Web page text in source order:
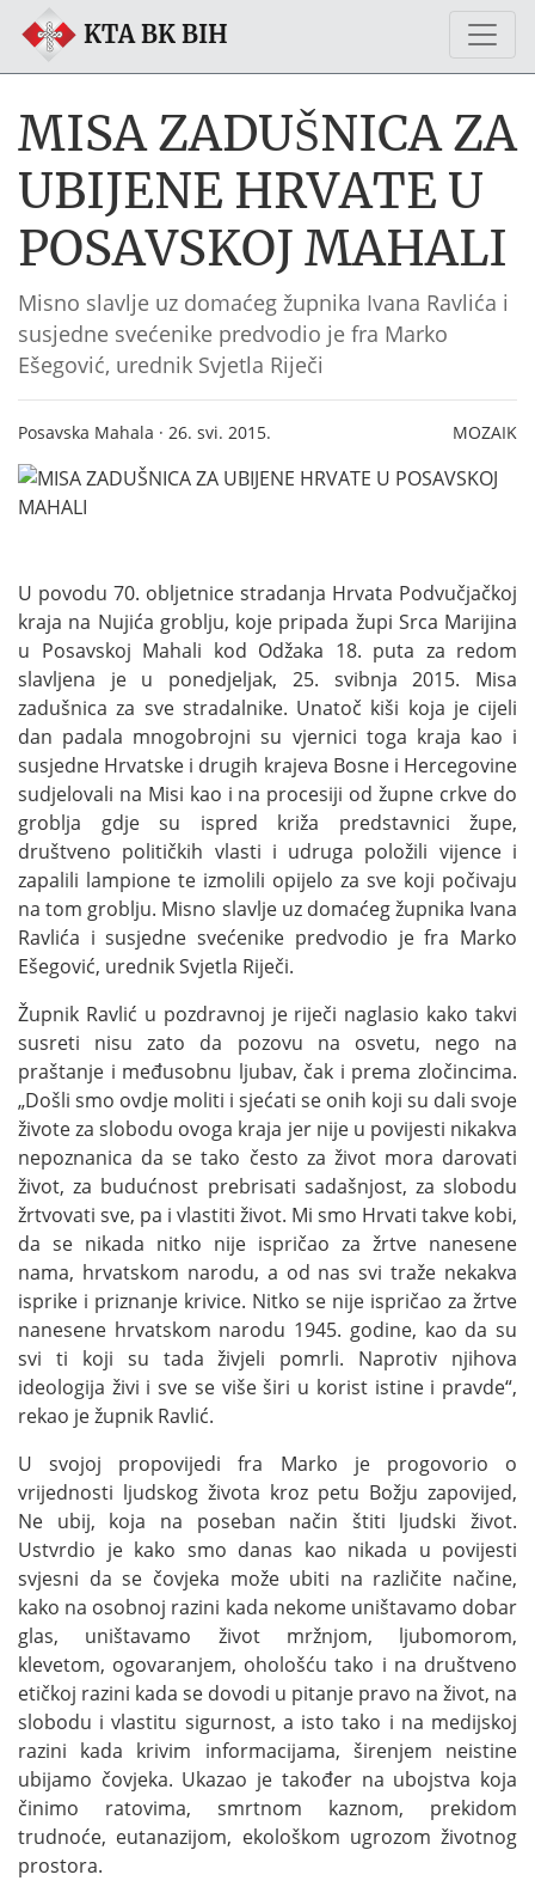
KTA BK BIH
MISA ZADUŠNICA ZA
UBIJENE HRVATE U
POSAVSKOJ MAHALI
Misno slavlje uz domaćeg župnika Ivana Ravlića i
susjedne svećenike predvodio je fra Marko
Ešegović, urednik Svjetla Riječi
Posavska Mahala · 26. svi. 2015. MOZAIK
U povodu 70. obljetnice stradanja Hrvata Podvučjačkoj
kraja na Nujića groblju, koje pripada župi Srca Marijina
u Posavskoj Mahali kod Odžaka 18. puta za redom
slavljena je u ponedjeljak, 25. svibnja 2015. Misa
zadušnica za sve stradalnike. Unatoč kiši koja je cijeli
dan padala mnogobrojni su vjernici toga kraja kao i
susjedne Hrvatske i drugih krajeva Bosne i Hercegovine
sudjelovali na Misi kao i na procesiji od župne crkve do
groblja gdje su ispred križa predstavnici župe,
društveno političkih vlasti i udruga položili vijence i
zapalili lampione te izmolili opijelo za sve koji počivaju
na tom groblju. Misno slavlje uz domaćeg župnika Ivana
Ravlića i susjedne svećenike predvodio je fra Marko
Ešegović, urednik Svjetla Riječi.
Župnik Ravlić u pozdravnoj je riječi naglasio kako takvi
susreti nisu zato da pozovu na osvetu, nego na
praštanje i međusobnu ljubav, čak i prema zločincima.
„Došli smo ovdje moliti i sjećati se onih koji su dali svoje
živote za slobodu ovoga kraja jer nije u povijesti nikakva
nepoznanica da se tako često za život mora darovati
život, za budućnost prebrisati sadašnjost, za slobodu
žrtvovati sve, pa i vlastiti život. Mi smo Hrvati takve kobi,
da se nikada nitko nije ispričao za žrtve nanesene
nama, hrvatskom narodu, a od nas svi traže nekakva
isprike i priznanje krivice. Nitko se nije ispričao za žrtve
nanesene hrvatskom narodu 1945. godine, kao da su
svi ti koji su tada živjeli pomrli. Naprotiv njihova
ideologija živi i sve se više širi u korist istine i pravde“,
rekao je župnik Ravlić.
U svojoj propovijedi fra Marko je progovorio o
vrijednosti ljudskog života kroz petu Božju zapovijed,
Ne ubij, koja na poseban način štiti ljudski život.
Ustvrdio je kako smo danas kao nikada u povijesti
svjesni da se čovjeka može ubiti na različite načine,
kako na osobnoj razini kada nekome uništavamo dobar
glas, uništavamo život mržnjom, ljubomorom,
klevetom, ogovaranjem, ohološću tako i na društveno
etičkoj razini kada se dovodi u pitanje pravo na život, na
slobodu i vlastitu sigurnost, a isto tako i na medijskoj
razini kada krivim informacijama, širenjem neistine
ubijamo čovjeka. Ukazao je također na ubojstva koja
činimo ratovima, smrtnom kaznom, prekidom
trudnoće, eutanazijom, ekološkom ugrozom životnog
prostora.